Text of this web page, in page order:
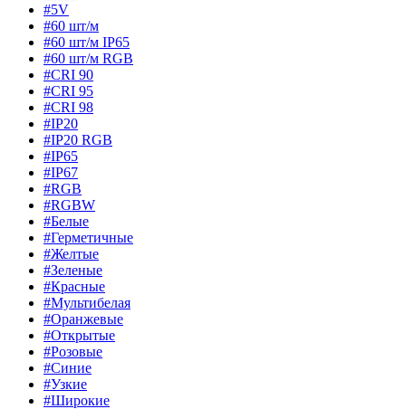
#5V
#60 шт/м
#60 шт/м IP65
#60 шт/м RGB
#CRI 90
#CRI 95
#CRI 98
#IP20
#IP20 RGB
#IP65
#IP67
#RGB
#RGBW
#Белые
#Герметичные
#Желтые
#Зеленые
#Красные
#Мультибелая
#Оранжевые
#Открытые
#Розовые
#Синие
#Узкие
#Широкие